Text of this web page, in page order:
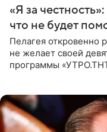
«Я за
что не будет
Пелагея откровенно
не желает своей
программы